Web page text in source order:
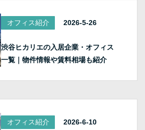
オフィス紹介 2026-5-26
渋谷ヒカリエの入居企業・オフィス
一覧｜物件情報や賃料相場も紹介
オフィス紹介 2026-6-10